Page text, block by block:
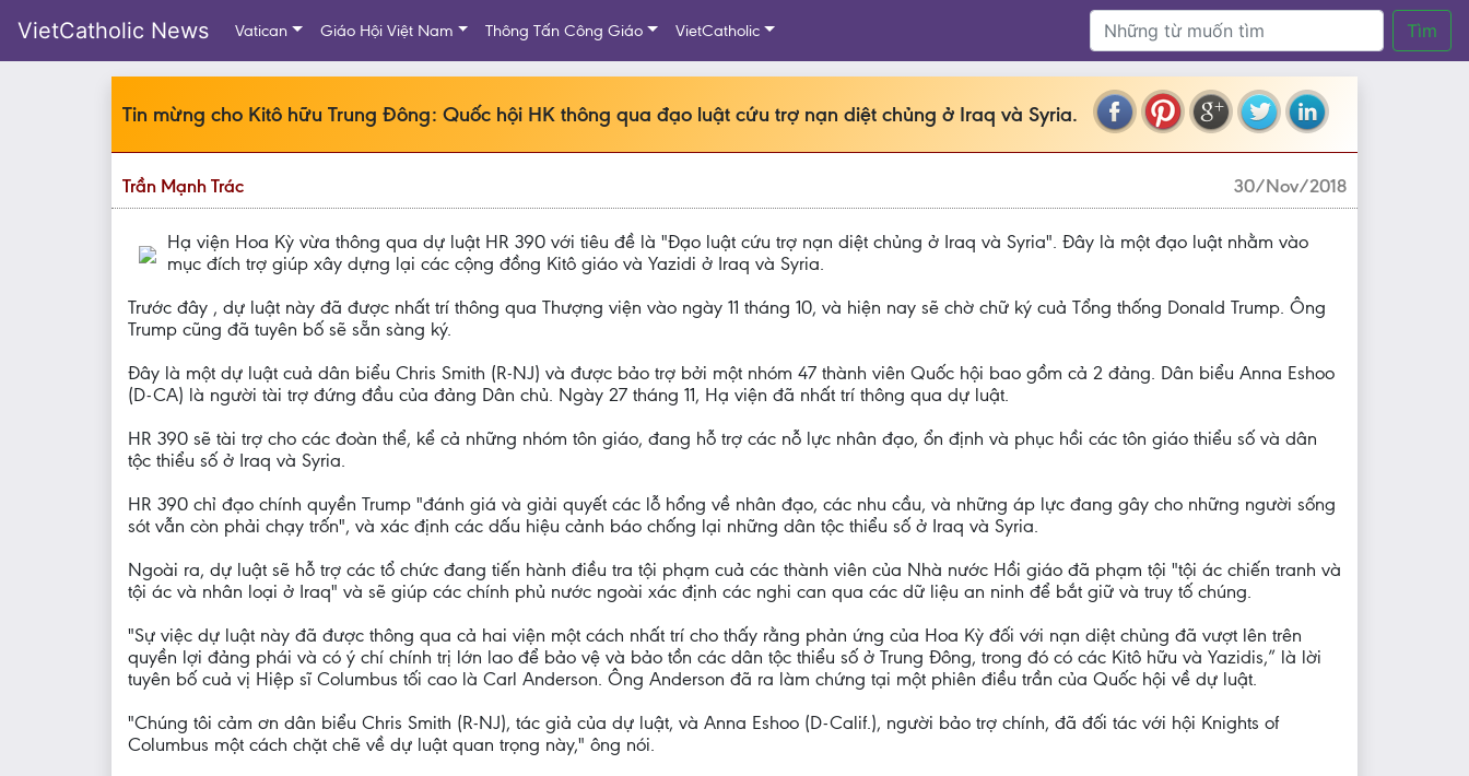
VietCatholic News Vatican Giáo Hội Việt Nam Thông Tấn Công Giáo VietCatholic Tìm
Tin mừng cho Kitô hữu Trung Đông: Quốc hội HK thông qua đạo luật cứu trợ nạn diệt chủng ở Iraq và Syria.
Trần Mạnh Trác 30/Nov/2018
Hạ viện Hoa Kỳ vừa thông qua dự luật HR 390 với tiêu đề là "Đạo luật cứu trợ nạn diệt chủng ở Iraq và Syria". Đây là một đạo luật nhằm vào
mục đích trợ giúp xây dựng lại các cộng đồng Kitô giáo và Yazidi ở Iraq và Syria.
Trước đây , dự luật này đã được nhất trí thông qua Thượng viện vào ngày 11 tháng 10, và hiện nay sẽ chờ chữ ký cuả Tổng thống Donald Trump. Ông
Trump cũng đã tuyên bố sẽ sẵn sàng ký.
Đây là một dự luật cuả dân biểu Chris Smith (R-NJ) và được bảo trợ bởi một nhóm 47 thành viên Quốc hội bao gồm cả 2 đảng. Dân biểu Anna Eshoo
(D-CA) là người tài trợ đứng đầu của đảng Dân chủ. Ngày 27 tháng 11, Hạ viện đã nhất trí thông qua dự luật.
HR 390 sẽ tài trợ cho các đoàn thể, kể cả những nhóm tôn giáo, đang hỗ trợ các nỗ lực nhân đạo, ổn định và phục hồi các tôn giáo thiểu số và dân
tộc thiểu số ở Iraq và Syria.
HR 390 chỉ đạo chính quyền Trump "đánh giá và giải quyết các lỗ hổng về nhân đạo, các nhu cầu, và những áp lực đang gây cho những người sống
sót vẫn còn phải chạy trốn", và xác định các dấu hiệu cảnh báo chống lại những dân tộc thiểu số ở Iraq và Syria.
Ngoài ra, dự luật sẽ hỗ trợ các tổ chức đang tiến hành điều tra tội phạm cuả các thành viên của Nhà nước Hồi giáo đã phạm tội "tội ác chiến tranh và
tội ác và nhân loại ở Iraq" và sẽ giúp các chính phủ nước ngoài xác định các nghi can qua các dữ liệu an ninh để bắt giữ và truy tố chúng.
"Sự việc dự luật này đã được thông qua cả hai viện một cách nhất trí cho thấy rằng phản ứng của Hoa Kỳ đối với nạn diệt chủng đã vượt lên trên
quyền lợi đảng phái và có ý chí chính trị lớn lao để bảo vệ và bảo tồn các dân tộc thiểu số ở Trung Đông, trong đó có các Kitô hữu và Yazidis,” là lời
tuyên bố cuả vị Hiệp sĩ Columbus tối cao là Carl Anderson. Ông Anderson đã ra làm chứng tại một phiên điều trần của Quốc hội về dự luật.
"Chúng tôi cảm ơn dân biểu Chris Smith (R-NJ), tác giả của dự luật, và Anna Eshoo (D-Calif.), người bảo trợ chính, đã đối tác với hội Knights of
Columbus một cách chặt chẽ về dự luật quan trọng này," ông nói.